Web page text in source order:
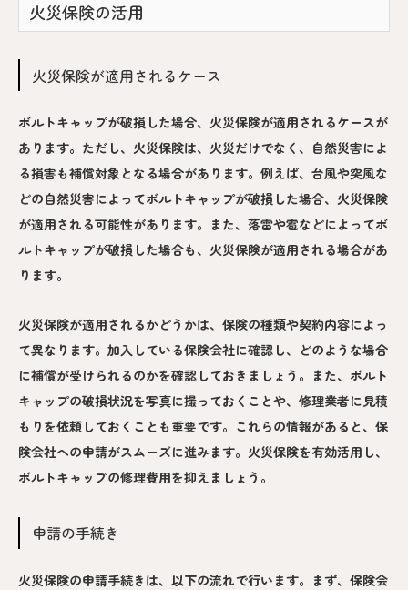
火災保険の活用
火災保険が適用されるケース
ボルトキャップが破損した場合、火災保険が適用されるケースが
あります。ただし、火災保険は、火災だけでなく、自然災害によ
る損害も補償対象となる場合があります。例えば、台風や突風な
どの自然災害によってボルトキャップが破損した場合、火災保険
が適用される可能性があります。また、落雷や雹などによってボ
ルトキャップが破損した場合も、火災保険が適用される場合があ
ります。
火災保険が適用されるかどうかは、保険の種類や契約内容によっ
て異なります。加入している保険会社に確認し、どのような場合
に補償が受けられるのかを確認しておきましょう。また、ボルト
キャップの破損状況を写真に撮っておくことや、修理業者に見積
もりを依頼しておくことも重要です。これらの情報があると、保
険会社への申請がスムーズに進みます。火災保険を有効活用し、
ボルトキャップの修理費用を抑えましょう。
申請の手続き
火災保険の申請手続きは、以下の流れで行います。まず、保険会